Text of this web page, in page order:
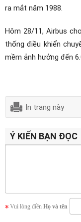
ra mắt năm 1988.
Hôm 28/11, Airbus
thống điều khiển
mềm ảnh hưởng đến
In trang này
Ý KIẾN BẠN ĐỌC
Vui lòng điền Họ và tên